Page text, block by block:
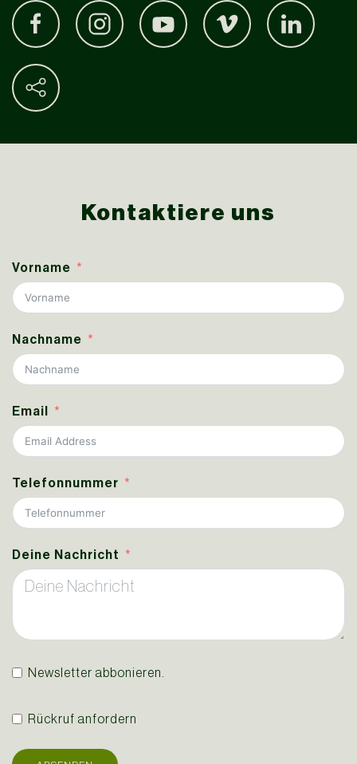
Kontaktiere uns
Vorname
Nachname
Email
Telefonnummer
Deine Nachricht
Newsletter abbonieren.
Rückruf anfordern